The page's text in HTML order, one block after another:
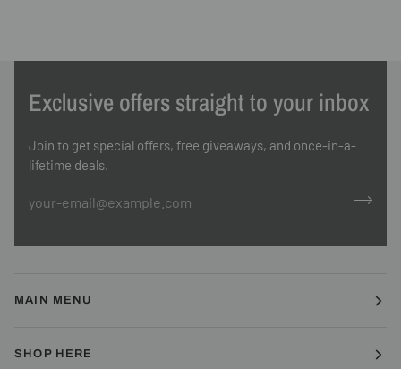
Exclusive offers straight to your inbox
Join to get special offers, free giveaways, and once-in-a-
lifetime deals.
MAIN MENU
SHOP HERE